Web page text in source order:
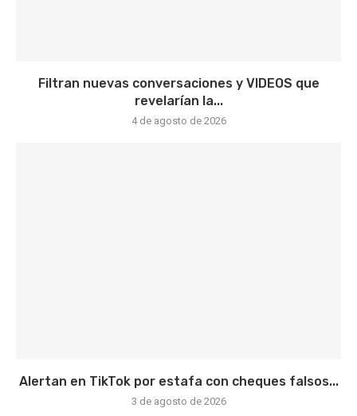
Filtran nuevas conversaciones y VIDEOS que
revelarían la...
4 de agosto de 2026
Alertan en TikTok por estafa con cheques falsos...
3 de agosto de 2026